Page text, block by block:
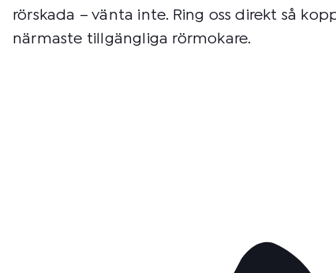
rörskada – vänta inte. Ring oss direkt så
närmaste tillgängliga rörmokare.